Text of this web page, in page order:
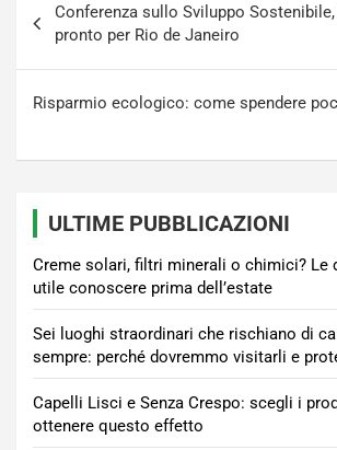
articoli
Conferenza sullo Sviluppo
pronto per Rio de Janeiro
Risparmio ecologico: come spendere
ULTIME PUBBLICAZIONI
Creme solari, filtri minerali o chimici? Le
utile conoscere prima dell’estate
Sei luoghi straordinari che rischiano di
sempre: perché dovremmo visitarli e
Capelli Lisci e Senza Crespo: scegli i
ottenere questo effetto